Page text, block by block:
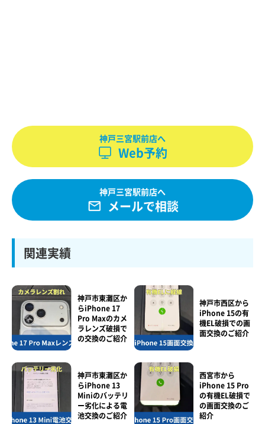
神戸三宮駅前店へ
Web予約
神戸三宮駅前店へ
メールで相談
関連実績
神戸市東灘区か
らiPhone 17
Pro Maxのカメ
ラレンズ破損で
の交換のご紹介
神戸市西区から
iPhone 15の有
機EL破損での画
面交換のご紹介
神戸市東灘区か
らiPhone 13
Miniのバッテリ
ー劣化による電
池交換のご紹介
西宮市から
iPhone 15 Pro
の有機EL破損で
の画面交換のご
紹介